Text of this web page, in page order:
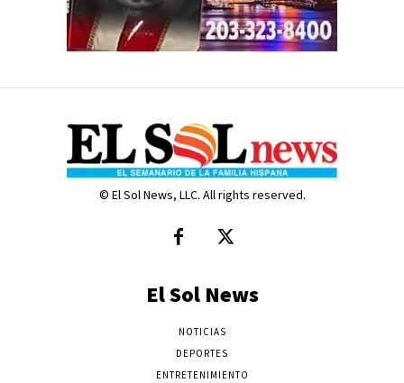
© El Sol News, LLC. All rights reserved.
El Sol News
NOTICIAS
DEPORTES
ENTRETENIMIENTO